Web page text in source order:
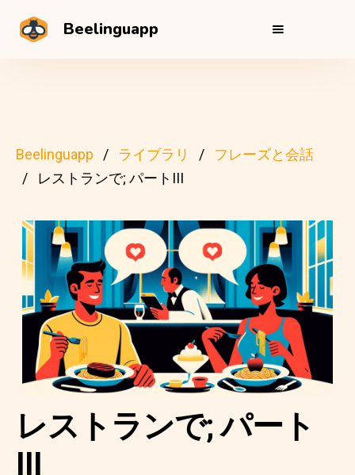
Beelinguapp
Beelinguapp ライブラリ
フレーズと会話
レストランで; パートIII
レストランで; パート
III